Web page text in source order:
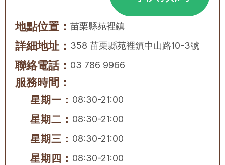
地點位置： 苗栗縣苑裡鎮
詳細地址： 358 苗栗縣苑裡鎮中山路10-3號
聯絡電話： 03 786 9966
服務時間：
星期一： 08:30-21:00
星期二： 08:30-21:00
星期三： 08:30-21:00
星期四： 08:30-21:00